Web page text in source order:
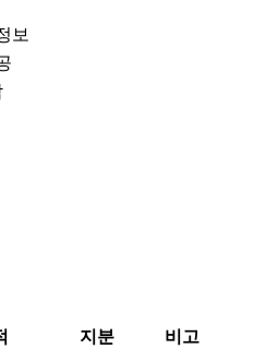
보
지분
비고